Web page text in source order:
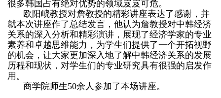
很多韩国占有绝对优势的领域岌岌可危。
欧阳峣教授对詹教授的精彩讲座表达了感谢，并
就本次讲座作了总结发言，他认为詹教授对中韩经济
关系的深入分析和精彩演讲，展现了经济学家的专业
素养和卓越思维能力，为学生们提供了一个开拓视野
的机会，让大家更加深入地了解中韩经济关系的发展
历程和现状，对学生们的专业研究具有很强的启发作
用。
商学院师生50余人参加了本场讲座。